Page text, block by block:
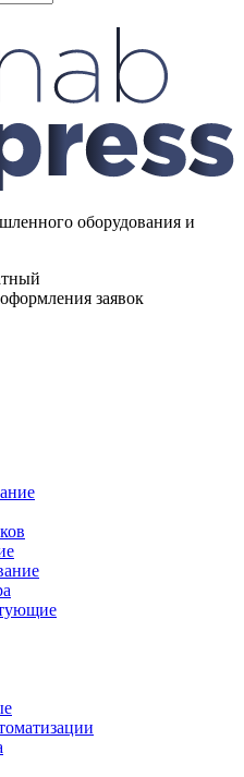
оборудования и
заявок